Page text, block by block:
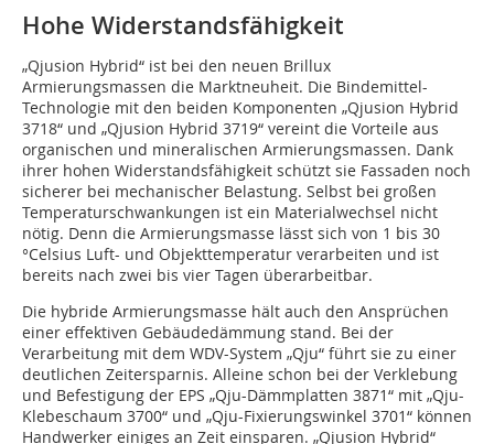
Hohe Widerstandsfähigkeit
„Qjusion Hybrid“ ist bei den neuen Brillux
Armierungsmassen die Marktneuheit. Die Bindemittel-
Technologie mit den beiden Komponenten „Qjusion Hybrid
3718“ und „Qjusion Hybrid 3719“ vereint die Vorteile aus
organischen und mineralischen Armierungsmassen. Dank
ihrer hohen Widerstandsfähigkeit schützt sie Fassaden noch
sicherer bei mechanischer Belastung. Selbst bei großen
Temperaturschwankungen ist ein Materialwechsel nicht
nötig. Denn die Armierungsmasse lässt sich von 1 bis 30
°Celsius Luft- und Objekttemperatur verarbeiten und ist
bereits nach zwei bis vier Tagen überarbeitbar.
Die hybride Armierungsmasse hält auch den Ansprüchen
einer effektiven Gebäudedämmung stand. Bei der
Verarbeitung mit dem WDV-System „Qju“ führt sie zu einer
deutlichen Zeitersparnis. Alleine schon bei der Verklebung
und Befestigung der EPS „Qju-Dämmplatten 3871“ mit „Qju-
Klebeschaum 3700“ und „Qju-Fixierungswinkel 3701“ können
Handwerker einiges an Zeit einsparen. „Qjusion Hybrid“